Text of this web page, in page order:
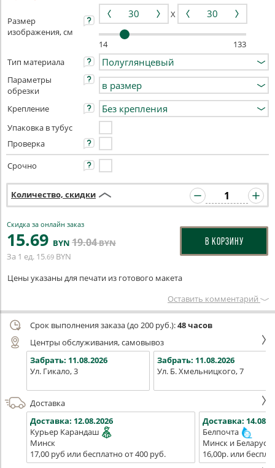
Размер
изображения, см
X
14
133
Тип материала
Параметры
обрезки
Крепление
Упаковка в тубус
Проверка
Срочно
Количество, скидки
Скидка за онлайн заказ
15.69 BYN 19.04BYN
За 1 ед. 15.69 BYN
В КОРЗИНУ
Цены указаны для печати из готового макета
Оставить комментарий
Срок выполнения заказа (до 200 руб.):48 часов
Центры обслуживания, самовывоз
Забрать: 11.08.2026
Ул. Гикало, 3
Забрать: 11.08.2026
Ул. Б. Хмельницкого, 7
Доставка
Доставка: 12.08.2026
Курьер Карандаш
Минск
17,00 руб или бесплатно от 400 руб.
Доставка:
Белпочта
Минск и Беларусь
16,00р. или